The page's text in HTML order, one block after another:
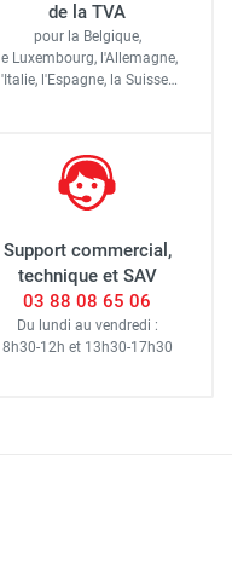
de la TVA
pour la Belgique,
le Luxembourg, l'Allemagne,
l'Italie, l'Espagne, la Suisse…
Support commercial,
technique et SAV
03 88 08 65 06
Du lundi au vendredi :
8h30-12h et 13h30-17h30